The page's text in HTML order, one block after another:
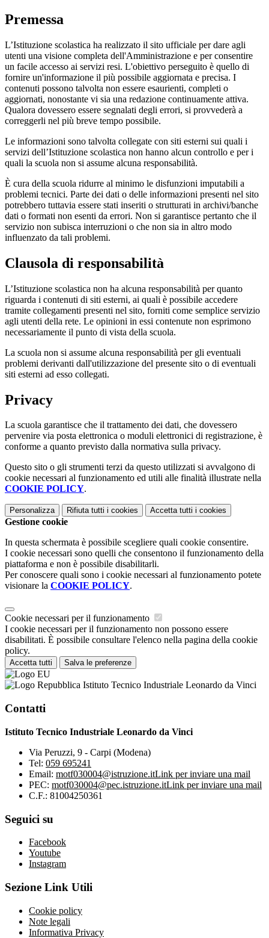
Premessa
L’Istituzione scolastica ha realizzato il sito ufficiale per dare agli
utenti una visione completa dell'Amministrazione e per consentire
un facile accesso ai servizi resi. L'obiettivo perseguito è quello di
fornire un'informazione il più possibile aggiornata e precisa. I
contenuti possono talvolta non essere esaurienti, completi o
aggiornati, nonostante vi sia una redazione continuamente attiva.
Qualora dovessero essere segnalati degli errori, si provvederà a
correggerli nel più breve tempo possibile.
Le informazioni sono talvolta collegate con siti esterni sui quali i
servizi dell’Istituzione scolastica non hanno alcun controllo e per i
quali la scuola non si assume alcuna responsabilità.
È cura della scuola ridurre al minimo le disfunzioni imputabili a
problemi tecnici. Parte dei dati o delle informazioni presenti nel sito
potrebbero tuttavia essere stati inseriti o strutturati in archivi/banche
dati o formati non esenti da errori. Non si garantisce pertanto che il
servizio non subisca interruzioni o che non sia in altro modo
influenzato da tali problemi.
Clausola di responsabilità
L’Istituzione scolastica non ha alcuna responsabilità per quanto
riguarda i contenuti di siti esterni, ai quali è possibile accedere
tramite collegamenti presenti nel sito, forniti come semplice servizio
agli utenti della rete. Le opinioni in essi contenute non esprimono
necessariamente il punto di vista della scuola.
La scuola non si assume alcuna responsabilità per gli eventuali
problemi derivanti dall'utilizzazione del presente sito o di eventuali
siti esterni ad esso collegati.
Privacy
La scuola garantisce che il trattamento dei dati, che dovessero
pervenire via posta elettronica o moduli elettronici di registrazione, è
conforme a quanto previsto dalla normativa sulla privacy.
Questo sito o gli strumenti terzi da questo utilizzati si avvalgono di
cookie necessari al funzionamento ed utili alle finalità illustrate nella
COOKIE POLICY.
Personalizza Rifiuta tutti i cookies Accetta tutti i cookies
Gestione cookie
In questa schermata è possibile scegliere quali cookie consentire.
I cookie necessari sono quelli che consentono il funzionamento della
piattaforma e non è possibile disabilitarli.
Per conoscere quali sono i cookie necessari al funzionamento potete
visionare la COOKIE POLICY.
Cookie necessari per il funzionamento
I cookie necessari per il funzionamento non possono essere
disabilitati. È possibile consultare l'elenco nella pagina della cookie
policy.
Accetta tutti Salva le preferenze
Istituto Tecnico Industriale Leonardo da Vinci
Contatti
Istituto Tecnico Industriale Leonardo da Vinci
Via Peruzzi, 9 - Carpi (Modena)
Tel: 059 695241
Email: motf030004@istruzione.itLink per inviare una mail
PEC: motf030004@pec.istruzione.itLink per inviare una mail
C.F.: 81004250361
Seguici su
Facebook
Youtube
Instagram
Sezione Link Utili
Cookie policy
Note legali
Informativa Privacy